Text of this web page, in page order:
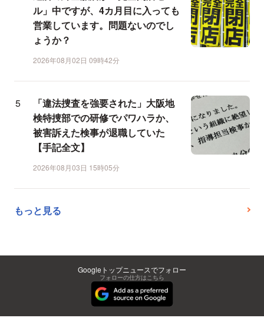
ル」中ですが、4カ月目に入っても
営業しています。問題ないのでし
ょうか？
2026年08月02日 09時42分
「違法捜査を強要された」大阪地
検特捜部での研修でパワハラか、
被害訴えた検事が退職していた
【手記全文】
2026年08月03日 15時05分
もっと見る
Googleトップニュースでフォロー
フォローの仕方はこちら